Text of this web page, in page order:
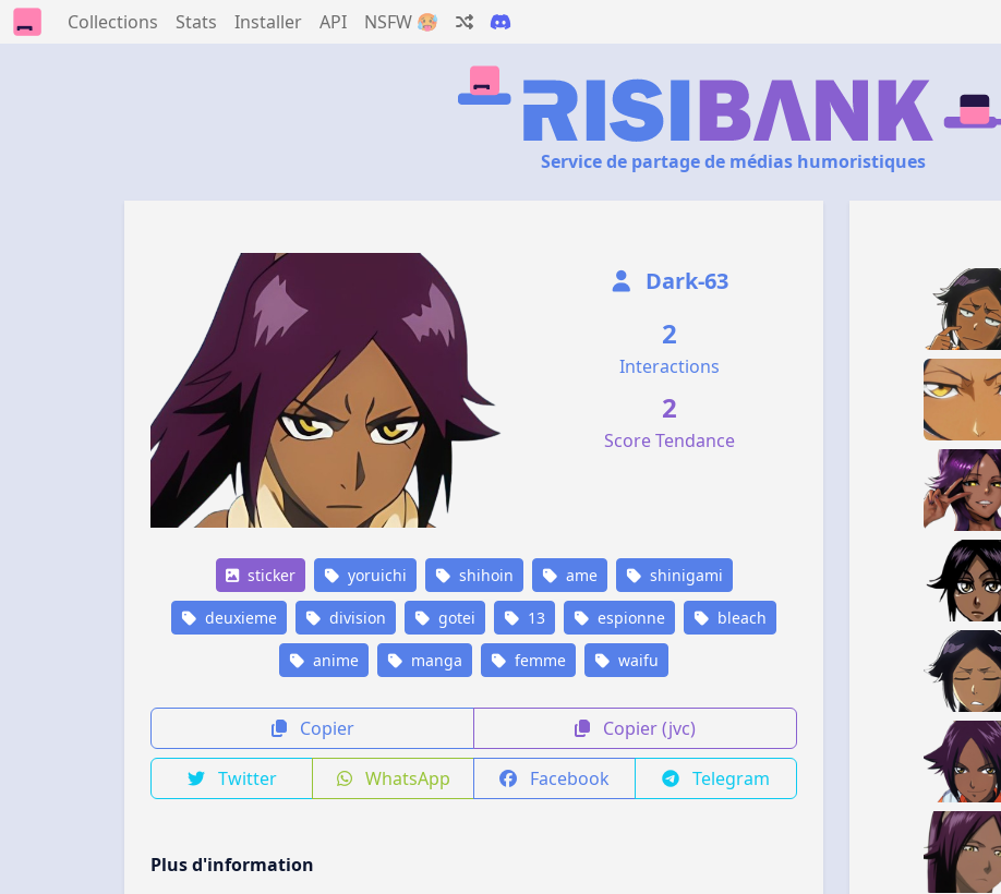
Collections Stats Installer API NSFW 🥵
Service de partage de médias humoristiques
Dark-63
2
Interactions
2
Score Tendance
sticker yoruichi shihoin ame shinigami
deuxieme division gotei 13 espionne bleach
anime manga femme waifu
Copier Copier (jvc)
Twitter WhatsApp Facebook Telegram
Plus d'information